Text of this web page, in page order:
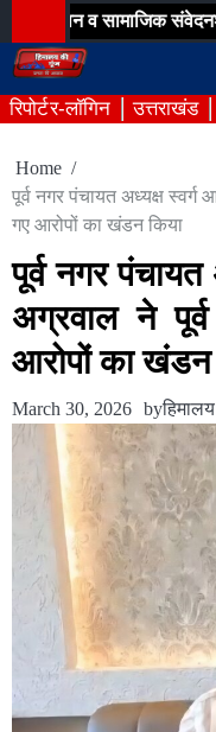
to
content
व सामाजिक संवेदनशीलता के
रिपोर्टर-लॉगिन उत्तराखंड
Home
पूर्व नगर पंचायत अध्यक्ष स्वर्ग
गए आरोपों का खंडन किया
पूर्व नगर
अग्रवाल ने
आरोपों का खंडन
March 30, 2026 by